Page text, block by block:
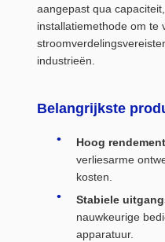
aangepast qua
installatiemethode om te
industrieën.
Belangrijkste
Hoog
verliesarme
kosten.
Stabiele
nauwkeurige
apparatuur.